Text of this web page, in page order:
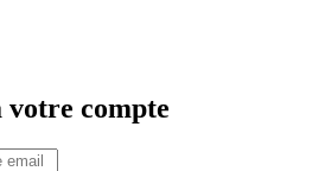
votre compte